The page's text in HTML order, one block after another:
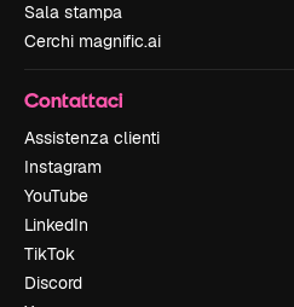
Sala stampa
Cerchi magnific.ai
Contattaci
Assistenza clienti
Instagram
YouTube
LinkedIn
TikTok
Discord